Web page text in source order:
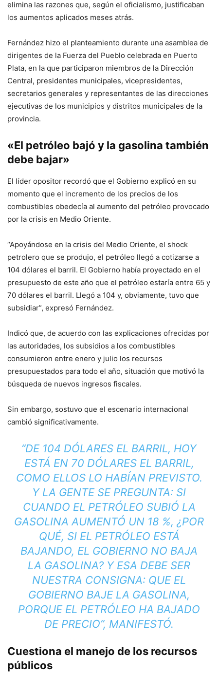
elimina las razones que, según el oficialismo, justificaban
los aumentos aplicados meses atrás.
Fernández hizo el planteamiento durante una asamblea de
dirigentes de la Fuerza del Pueblo celebrada en Puerto
Plata, en la que participaron miembros de la Dirección
Central, presidentes municipales, vicepresidentes,
secretarios generales y representantes de las direcciones
ejecutivas de los municipios y distritos municipales de la
provincia.
«El petróleo bajó y la gasolina también
debe bajar»
El líder opositor recordó que el Gobierno explicó en su
momento que el incremento de los precios de los
combustibles obedecía al aumento del petróleo provocado
por la crisis en Medio Oriente.
“Apoyándose en la crisis del Medio Oriente, el shock
petrolero que se produjo, el petróleo llegó a cotizarse a
104 dólares el barril. El Gobierno había proyectado en el
presupuesto de este año que el petróleo estaría entre 65 y
70 dólares el barril. Llegó a 104 y, obviamente, tuvo que
subsidiar”, expresó Fernández.
Indicó que, de acuerdo con las explicaciones ofrecidas por
las autoridades, los subsidios a los combustibles
consumieron entre enero y julio los recursos
presupuestados para todo el año, situación que motivó la
búsqueda de nuevos ingresos fiscales.
Sin embargo, sostuvo que el escenario internacional
cambió significativamente.
“DE 104 DÓLARES EL BARRIL, HOY
ESTÁ EN 70 DÓLARES EL BARRIL,
COMO ELLOS LO HABÍAN PREVISTO.
Y LA GENTE SE PREGUNTA: SI
CUANDO EL PETRÓLEO SUBIÓ LA
GASOLINA AUMENTÓ UN 18 %, ¿POR
QUÉ, SI EL PETRÓLEO ESTÁ
BAJANDO, EL GOBIERNO NO BAJA
LA GASOLINA? Y ESA DEBE SER
NUESTRA CONSIGNA: QUE EL
GOBIERNO BAJE LA GASOLINA,
PORQUE EL PETRÓLEO HA BAJADO
DE PRECIO”, MANIFESTÓ.
Cuestiona el manejo de los recursos
públicos